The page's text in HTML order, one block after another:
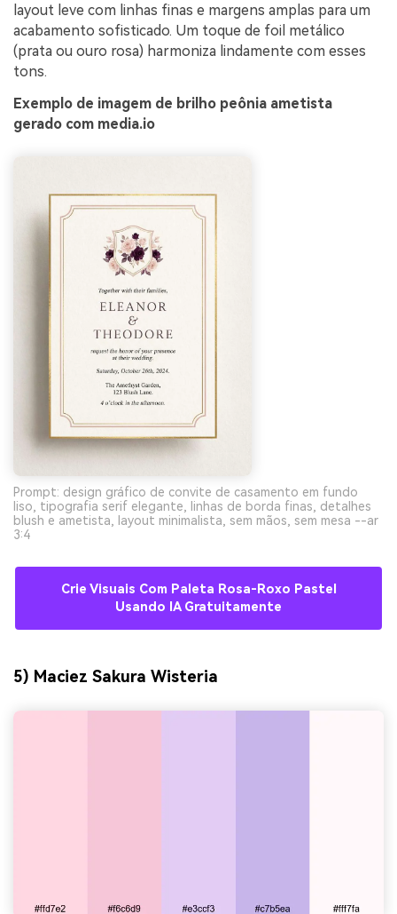
layout leve com linhas finas e margens amplas para um
acabamento sofisticado. Um toque de foil metálico
(prata ou ouro rosa) harmoniza lindamente com esses
tons.
Exemplo de imagem de brilho peônia ametista
gerado com media.io
Prompt: design gráfico de convite de casamento em fundo
liso, tipografia serif elegante, linhas de borda finas, detalhes
blush e ametista, layout minimalista, sem mãos, sem mesa --ar
3:4
Crie Visuais Com Paleta Rosa-Roxo Pastel
Usando IA Gratuitamente
5) Maciez Sakura Wisteria